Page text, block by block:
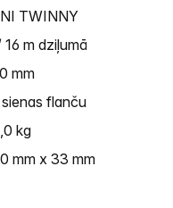
TWINNY
/ 16 m dziļumā
mm
sienas flanču
kg
mm x 33 mm